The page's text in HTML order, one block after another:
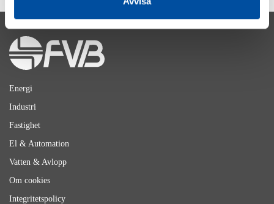
Energi
Industri
Fastighet
El & Automation
Vatten & Avlopp
Om cookies
Integritetspolicy